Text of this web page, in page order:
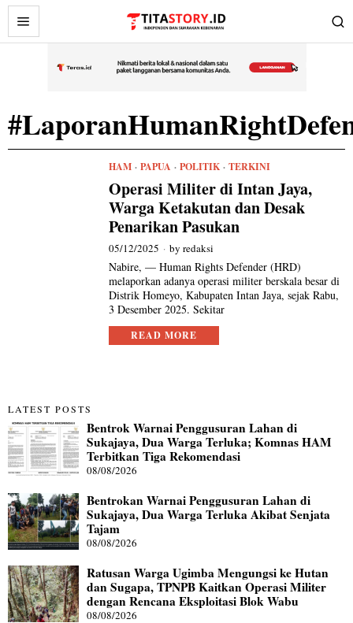
HAM · PAPUA · POLITIK · TERKINI
Operasi Militer di Intan Jaya,
Warga Ketakutan dan Desak
Penarikan Pasukan
05/12/2025 byredaksi
Nabire, — Human Rights Defender (HRD)
melaporkan adanya operasi militer berskala besar di
Distrik Homeyo, Kabupaten Intan Jaya, sejak Rabu,
3 Desember 2025. Sekitar
READ MORE
LATEST POSTS
Bentrok Warnai Penggusuran Lahan di
Sukajaya, Dua Warga Terluka; Komnas HAM
Terbitkan Tiga Rekomendasi
08/08/2026
Bentrokan Warnai Penggusuran Lahan di
Sukajaya, Dua Warga Terluka Akibat Senjata
Tajam
08/08/2026
Ratusan Warga Ugimba Mengungsi ke Hutan
dan Sugapa, TPNPB Kaitkan Operasi Militer
dengan Rencana Eksploitasi Blok Wabu
08/08/2026